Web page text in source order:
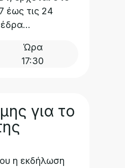
έως τις 24
Ώρα
17:30
για το
η εκδήλωση